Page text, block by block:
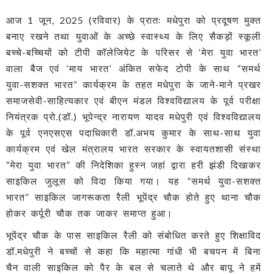
आज 1 जून, 2025 (रविवार) के प्रातः मधेपुरा को प्रदूषण मुक्त
बनाए रखने तथा युवाओं के अच्छे स्वास्थ्य के लिए सैकड़ों स्कूली
बच्चे-बच्चियों को टीपी कॉलेजियेट के परिसर से ‘मेरा युवा भारत’
वाला बैज एवं ‘माय भारत’ अंकित सफेद टोपी के साथ “समर्थ
युवा-सशक्त भारत” कार्यक्रम के तहत मधेपुरा के जाने-माने प्रखर
समाजसेवी-साहित्यकार एवं बीएन मंडल विश्वविद्यालय के पूर्व परीक्षा
नियंत्रक प्रो.(डॉ.) भूपेन्द्र नारायण यादव मधेपुरी एवं विश्वविद्यालय
के पूर्व एनएसएस पदाधिकारी डॉ.अभय कुमार के साथ-साथ युवा
कार्यक्रम एवं खेल मंत्रालय भारत सरकार के स्वायतशासी संस्था
“मेरा युवा भारत” की निदेशिका हुस्न जहां द्वारा हरी झंडी दिखाकर
साइकिल जुलूस को विदा किया गया। यह “समर्थ युवा-सशक्त
भारत” साइकिल जागरूकता रैली भूपेंद्र चौक होते हुए थाना चौक
होकर कर्पूरी चौक तक जाकर समाप्त हुआ।
भूपेंद्र चौक के पास साइकिल रैली को संबोधित करते हुए शिक्षाविद
डॉ.मधेपुरी ने बच्चों से कहा कि महात्मा गांधी भी बचपन में बिना
चैन वाली साइकिल को पैर के बल से चलाते थे और बापू ने हमें